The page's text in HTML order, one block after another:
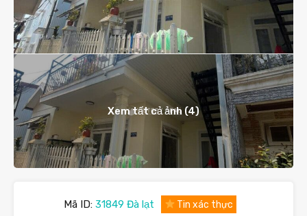
Xem tất cả ảnh (4)
Mã ID:31849 Đà lạt Tin xác thực